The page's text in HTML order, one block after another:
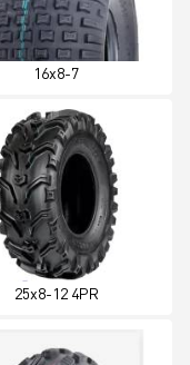
16x8-7
25x8-12 4PR